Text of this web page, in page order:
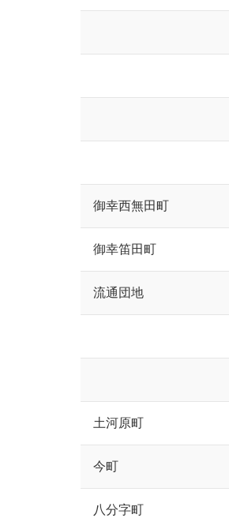
御幸西無田町
御幸笛田町
流通団地
土河原町
今町
八分字町